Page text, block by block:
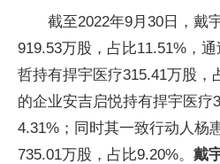
截至2022年9月30日，戴
919.53万股，占比11.51%，
哲持有捍宇医疗315.41万股，
的企业安吉启悦持有捍宇医疗
4.31%；同时其一致行动人杨
735.01万股，占比9.20%。 戴